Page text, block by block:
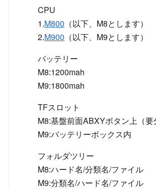
CPU
1.M800 （以下、M8とします）
2.M900 （以下、M9とします）
バッテリー
M8:1200mah
M9:1800mah
TFスロット
M8:基盤前面ABXYボタン上（要
M9:バッテリーボックス内
フォルダツリー
M8:ハード名/分類名/ファイル
M9:分類名/ハード名/ファイル